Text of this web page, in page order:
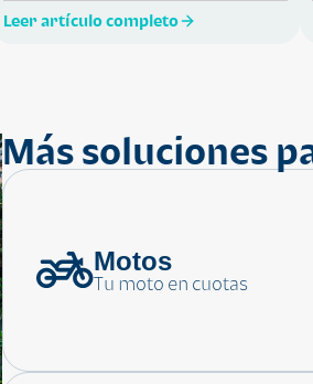
Leer artículo completo
Más soluciones
Motos
Tu moto en cuotas